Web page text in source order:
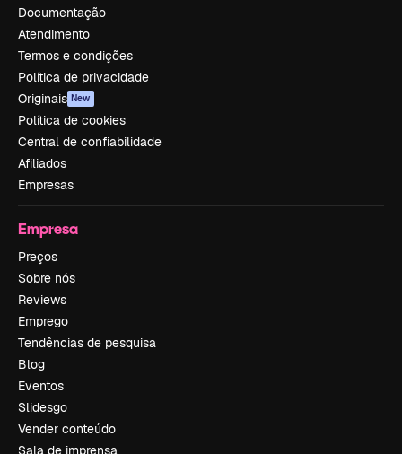
Documentação
Atendimento
Termos e condições
Política de privacidade
Originais New
Política de cookies
Central de confiabilidade
Afiliados
Empresas
Empresa
Preços
Sobre nós
Reviews
Emprego
Tendências de pesquisa
Blog
Eventos
Slidesgo
Vender conteúdo
Sala de imprensa